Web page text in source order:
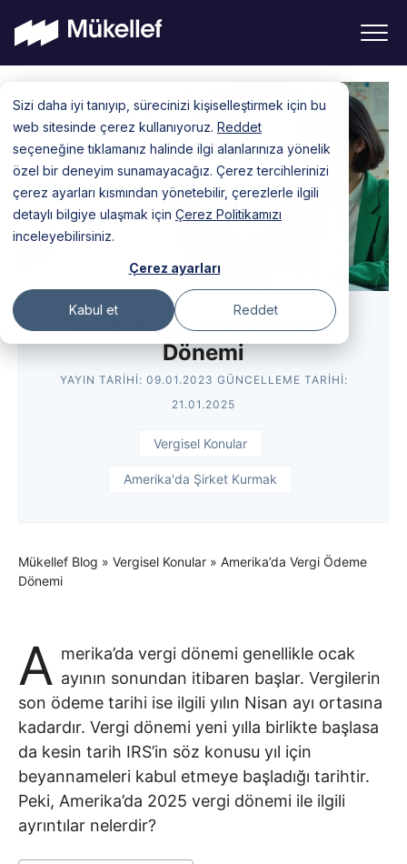
Sizi daha iyi tanıyıp, sürecinizi kişiselleştirmek için bu
web sitesinde çerez kullanıyoruz. Reddet
seçeneğine tıklamanız halinde ilgi alanlarınıza yönelik
özel bir deneyim sunamayacağız. Çerez tercihlerinizi
çerez ayarları kısmından yönetebilir, çerezlerle ilgili
detaylı bilgiye ulaşmak için Çerez Politikamızı
inceleyebilirsiniz.
Çerez ayarları
Kabul et Reddet
content
Amerika’da Vergi Ödeme
Dönemi
YAYIN TARIHI: 09.01.2023 GÜNCELLEME TARIHI:
21.01.2025
Vergisel Konular
Amerika'da Şirket Kurmak
Mükellef Blog » Vergisel Konular » Amerika’da Vergi Ödeme
Dönemi
A merika’da vergi dönemi genellikle ocak
ayının sonundan itibaren başlar. Vergilerin
son ödeme tarihi ise ilgili yılın Nisan ayı ortasına
kadardır. Vergi dönemi yeni yılla birlikte başlasa
da kesin tarih IRS’in söz konusu yıl için
beyannameleri kabul etmeye başladığı tarihtir.
Peki, Amerika’da 2025 vergi dönemi ile ilgili
ayrıntılar nelerdir?